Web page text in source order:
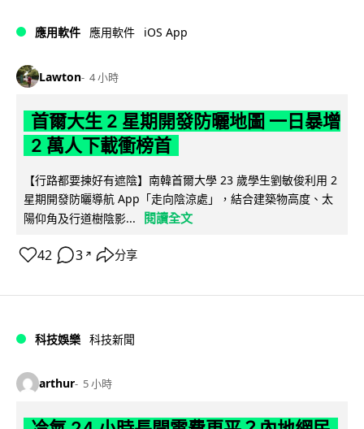
應用軟件 應用軟件 iOS App
Lawton 4 小時
首爾大生 2 星期開發防曬地圖 一日暴增
2 萬人下載衝榜首
【行路都要揀好有遮陰】南韓首爾大學 23 歲學生劉敏俊利用 2
星期開發防曬導航 App「走向陰涼處」，結合建築物高度、太
陽仰角及行道樹陰影...
閱讀全文
42 3 ↗ 分享
科技娛樂 科技新聞
arthur 5 小時